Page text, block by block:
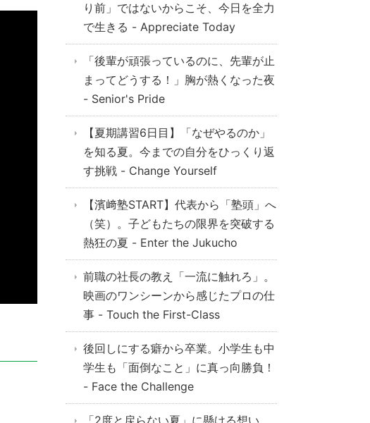
り前」ではないからこそ、今日を全力
で生きる - Appreciate Today
「後輩が頑張っているのに、先輩が止
まってどうする！」胸が熱くなった夜
- Senior's Pride
【夏期講習6日目】「なぜやるのか」
を知る夏。今までの自分をひっくり返
す挑戦 - Change Yourself
【濱﨑塾START】代表から「塾頭」へ
（笑）。子どもたちの限界を突破する
熱狂の夏 - Enter the Jukucho
前職の社長の教え「一流に触れろ」。
映画のワンシーンから感じたプロの仕
事 - Touch the First-Class
後回しにする癖から卒業。小学生も中
学生も「面倒なこと」に真っ向勝負！
- Face the Challenge
「2度と戻らない夏」に懸ける想い。